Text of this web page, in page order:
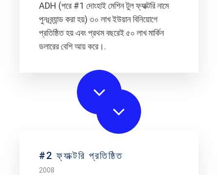
ADH (পরে #1 দোংহাই মেশিন টুল ফ্যাক্টরি নামে
পুনঃব্র্যান্ড করা হয়) ৩০ লাখ ইউয়ান বিনিয়োগে
প্রতিষ্ঠিত হয় এবং প্রথম বছরেই ৫০ লাখ মার্কিন
ডলারের বেশি আয় করে।.
#2 ফ্যাক্টরি প্রতিষ্ঠিত
2008